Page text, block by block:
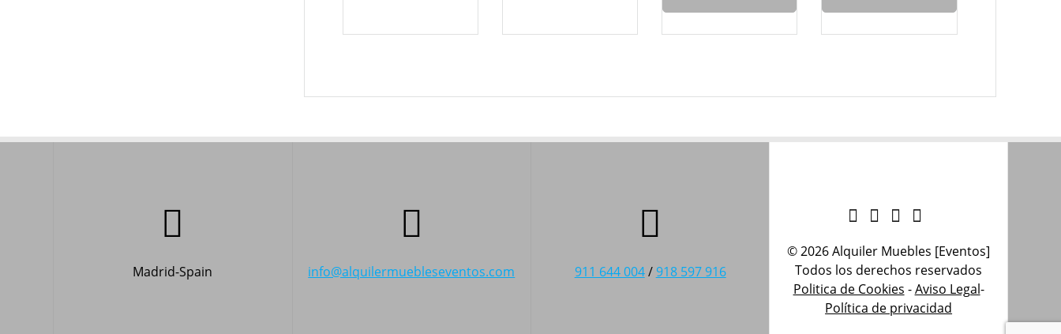
Madrid-Spain info@alquilermuebleseventos.com 911 644 004/ 918 597 916
© 2026 Alquiler Muebles [Eventos]
Todos los derechos reservados
Politica de Cookies -Aviso Legal-
Política de privacidad